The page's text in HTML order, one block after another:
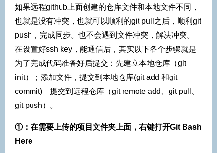
如果远程github上面创建的仓库文件和本地文件不同，
也就是没有冲突，也就可以顺利的git pull之后，顺利git
push，完成同步。也不会遇到文件冲突，解决冲突。
在设置好ssh key，能通信后，其实以下各个步骤就是
为了完成代码准备好后提交：先建立本地仓库（git
init）；添加文件，提交到本地仓库(git add 和git
commit)；提交到远程仓库（git remote add、git pull、
git push）。
①：在需要上传的项目文件夹上面，右键打开Git Bash
Here